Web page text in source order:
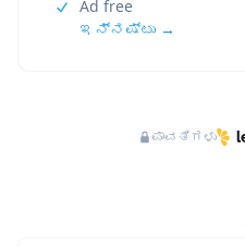
Ad free
ಇನ್ನಷ್ಟು →
ಪಾವತಿಗಳು